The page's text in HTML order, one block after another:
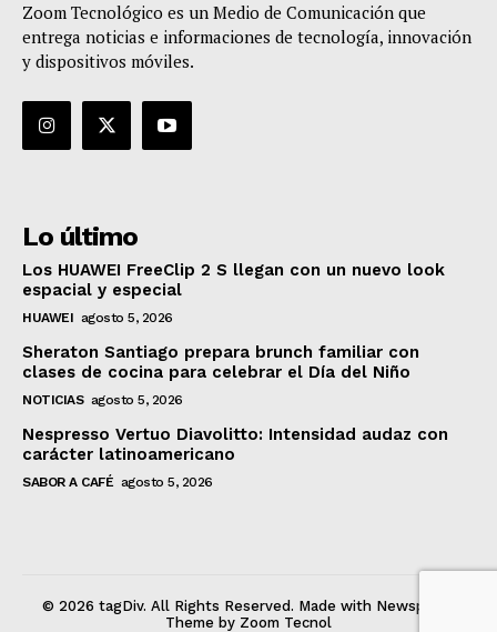
Zoom Tecnológico es un Medio de Comunicación que
entrega noticias e informaciones de tecnología, innovación
y dispositivos móviles.
Lo último
Los HUAWEI FreeClip 2 S llegan con un nuevo look
espacial y especial
HUAWEI agosto 5, 2026
Sheraton Santiago prepara brunch familiar con
clases de cocina para celebrar el Día del Niño
NOTICIAS agosto 5, 2026
Nespresso Vertuo Diavolitto: Intensidad audaz con
carácter latinoamericano
SABOR A CAFÉ agosto 5, 2026
© 2026 tagDiv. All Rights Reserved. Made with Newspaper
Theme by Zoom Tecnol